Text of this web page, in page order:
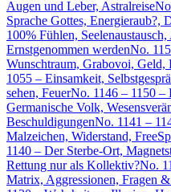
Augen und Leber, Astralreise
Sprache Gottes, Energieraub?,
100% Fühlen,
Ernstgenommen werdenNo.
Wunschtraum, Grabovoi, Geld,
1055 – Einsamkeit,
sehen, FeuerNo. 1146 – 1150 –
Germanische Volk,
BeschuldigungenNo. 1141 –
Malzeichen, Widerstand,
1140 – Der Sterbe-Ort,
Rettung nur als Kollektiv?No.
Matrix, Aggressionen, Fragen